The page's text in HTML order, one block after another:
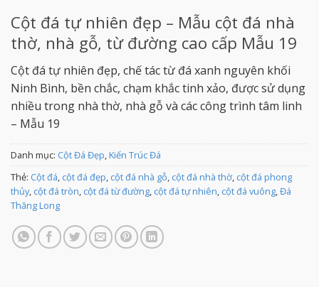
Cột đá tự nhiên đẹp – Mẫu cột đá nhà
thờ, nhà gỗ, từ đường cao cấp Mẫu 19
Cột đá tự nhiên đẹp, chế tác từ đá xanh nguyên khối
Ninh Bình, bền chắc, chạm khắc tinh xảo, được sử dụng
nhiều trong nhà thờ, nhà gỗ và các công trình tâm linh
– Mẫu 19
Danh mục: Cột Đá Đẹp,Kiến Trúc Đá
Thẻ: Cột đá, cột đá đẹp, cột đá nhà gỗ, cột đá nhà thờ, cột đá phong
thủy, cột đá tròn, cột đá từ đường, cột đá tự nhiên, cột đá vuông,Đá
Thăng Long